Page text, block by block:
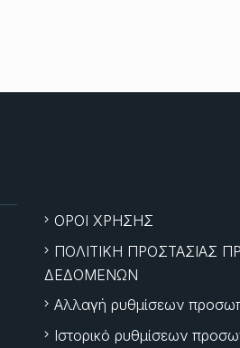
ΟΡΟΙ ΧΡΗΣΗΣ
ΠΟΛΙΤΙΚΗ ΠΡΟΣΤΑΣΙΑΣ
ΔΕΔΟΜΕΝΩΝ
Αλλαγή ρυθμίσεων
Ιστορικό ρυθμίσεων